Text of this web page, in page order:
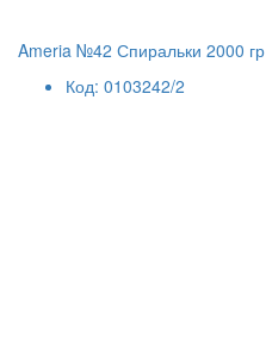
Ameria №42 Спиральки 2000 гр
Код: 0103242/2